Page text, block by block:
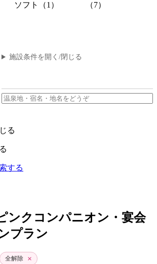
ソフト（1）
（7）
施設条件を開く/閉じる
る
する
ンクコンパニオン・宴会
プラン
全解除 ×